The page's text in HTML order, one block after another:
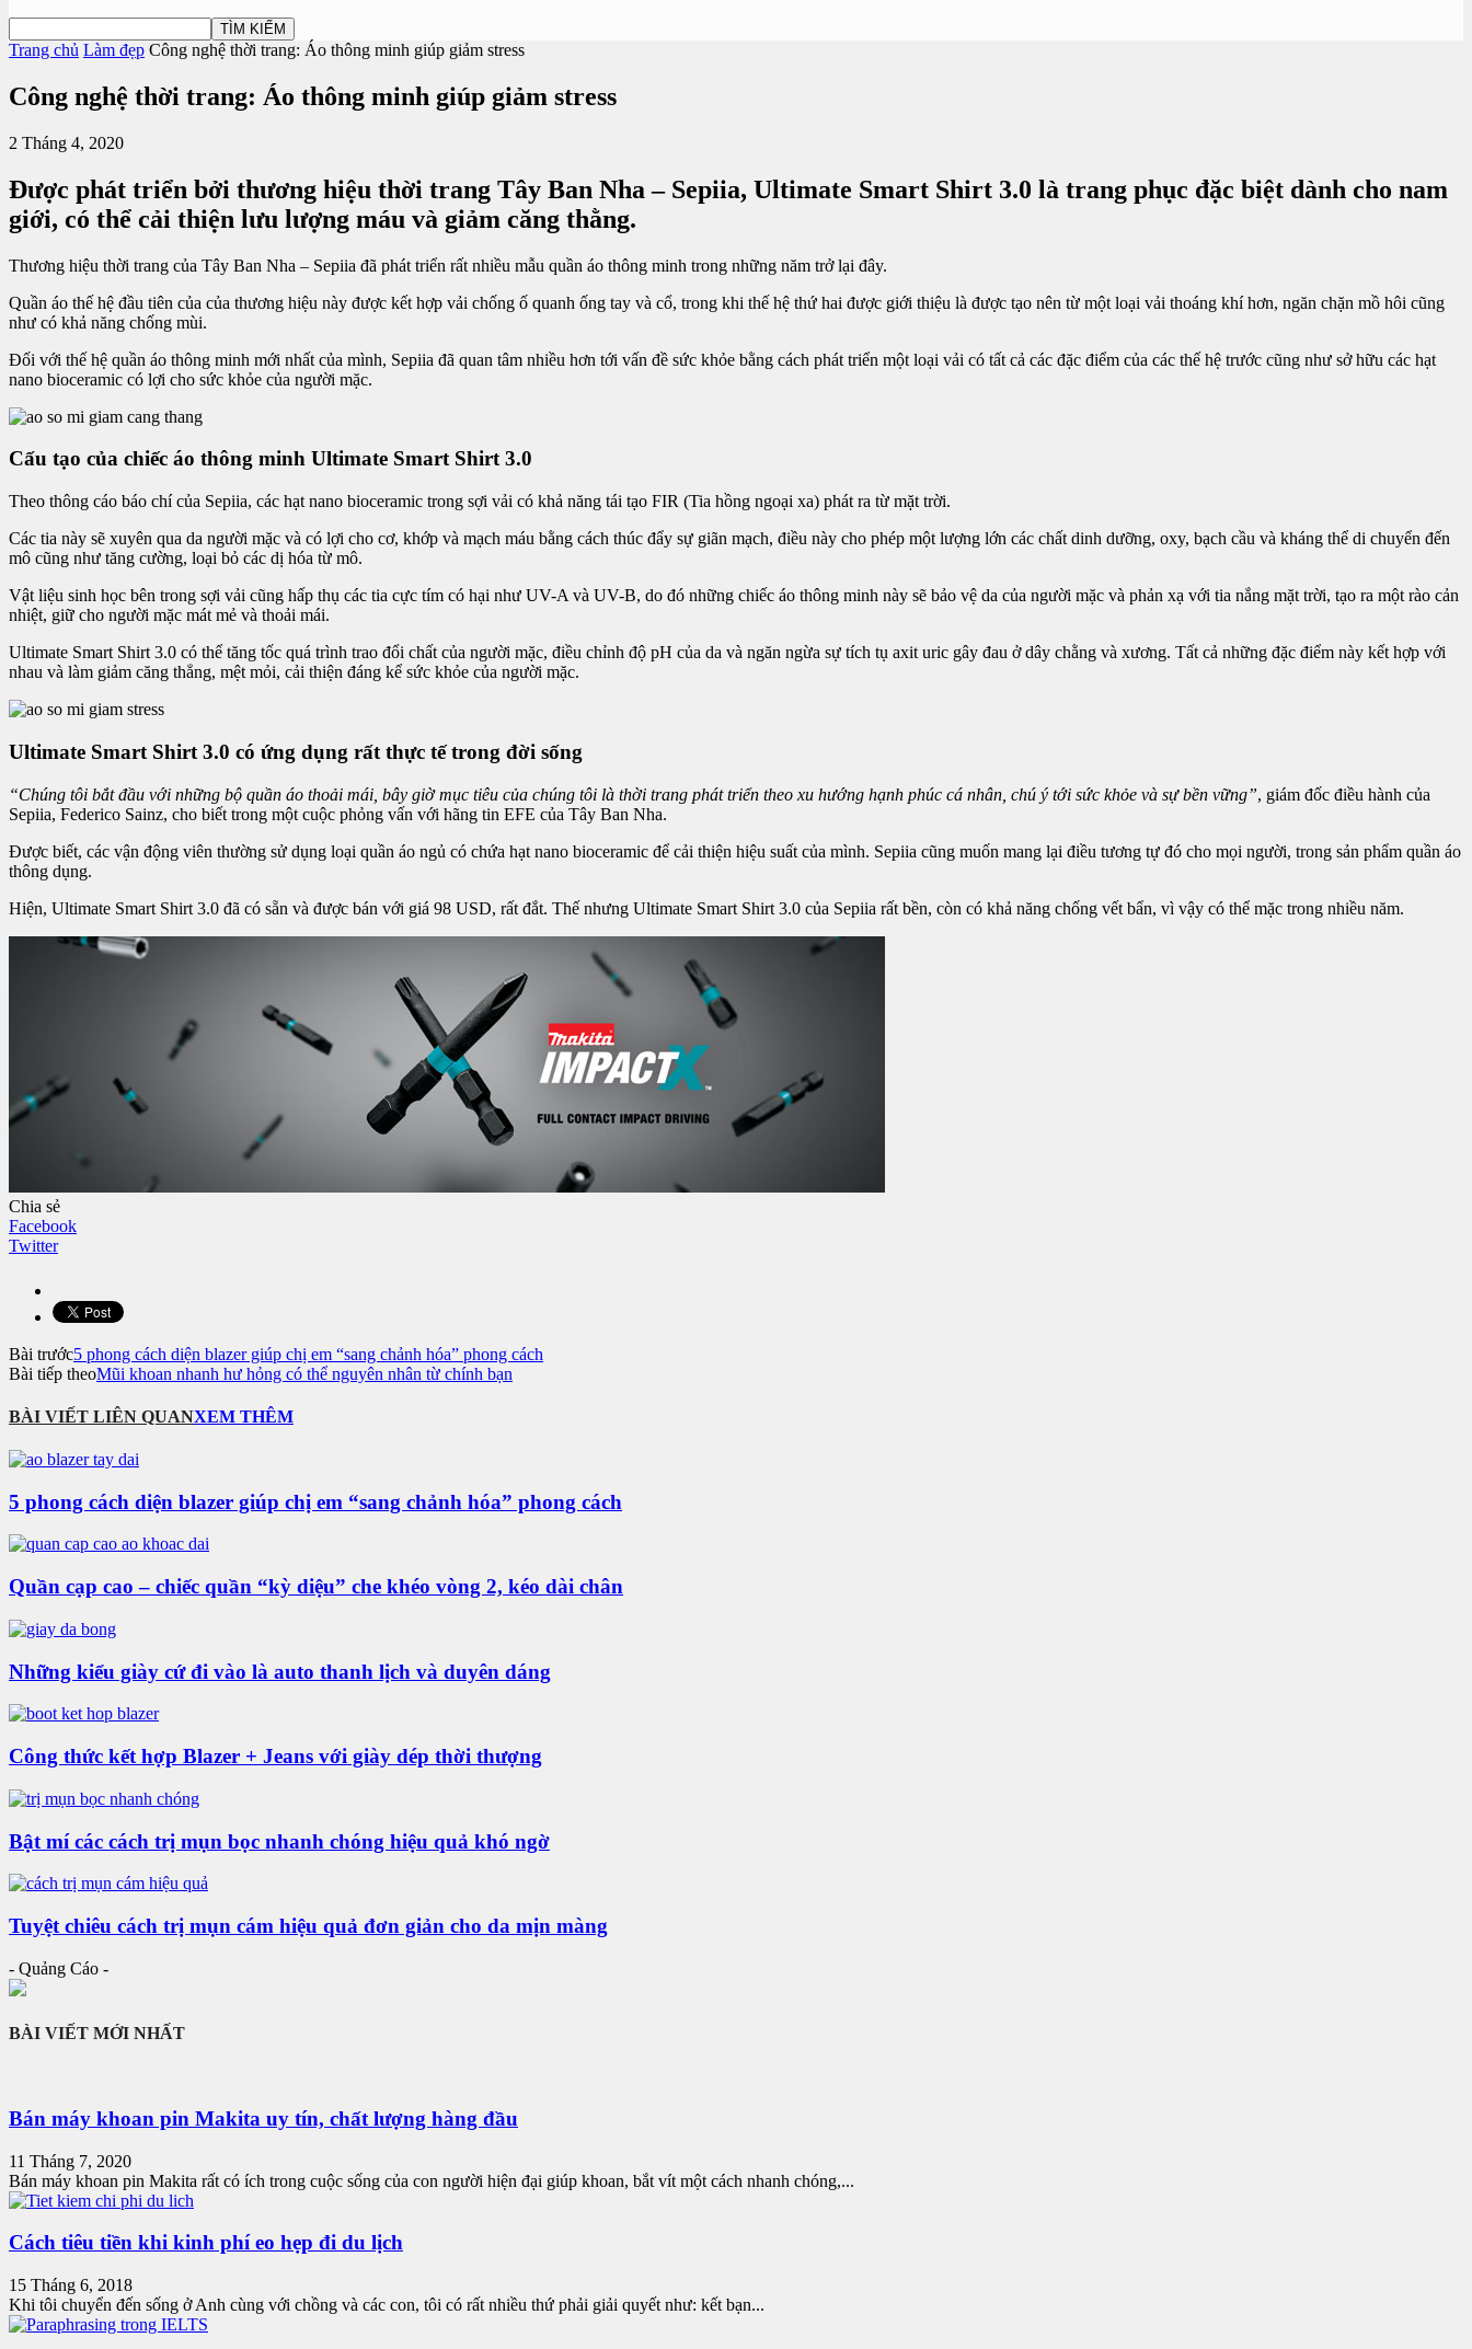
Trang chủ Làm đẹp Công nghệ thời trang: Áo thông minh giúp giảm stress
Công nghệ thời trang: Áo thông minh giúp giảm stress
2 Tháng 4, 2020
Được phát triển bởi thương hiệu thời trang Tây Ban Nha – Sepiia, Ultimate Smart Shirt 3.0 là trang phục đặc biệt dành cho nam
giới, có thể cải thiện lưu lượng máu và giảm căng thằng.
Thương hiệu thời trang của Tây Ban Nha – Sepiia đã phát triển rất nhiều mẫu quần áo thông minh trong những năm trở lại đây.
Quần áo thế hệ đầu tiên của của thương hiệu này được kết hợp vải chống ố quanh ống tay và cổ, trong khi thế hệ thứ hai được giới thiệu là được tạo nên từ một loại vải thoáng khí hơn, ngăn chặn mồ hôi cũng
như có khả năng chống mùi.
Đối với thế hệ quần áo thông minh mới nhất của mình, Sepiia đã quan tâm nhiều hơn tới vấn đề sức khỏe bằng cách phát triển một loại vải có tất cả các đặc điểm của các thế hệ trước cũng như sở hữu các hạt
nano bioceramic có lợi cho sức khỏe của người mặc.
Cấu tạo của chiếc áo thông minh Ultimate Smart Shirt 3.0
Theo thông cáo báo chí của Sepiia, các hạt nano bioceramic trong sợi vải có khả năng tái tạo FIR (Tia hồng ngoại xa) phát ra từ mặt trời.
Các tia này sẽ xuyên qua da người mặc và có lợi cho cơ, khớp và mạch máu bằng cách thúc đẩy sự giãn mạch, điều này cho phép một lượng lớn các chất dinh dưỡng, oxy, bạch cầu và kháng thể di chuyển đến
mô cũng như tăng cường, loại bỏ các dị hóa từ mô.
Vật liệu sinh học bên trong sợi vải cũng hấp thụ các tia cực tím có hại như UV-A và UV-B, do đó những chiếc áo thông minh này sẽ bảo vệ da của người mặc và phản xạ với tia nắng mặt trời, tạo ra một rào cản
nhiệt, giữ cho người mặc mát mẻ và thoải mái.
Ultimate Smart Shirt 3.0 có thể tăng tốc quá trình trao đổi chất của người mặc, điều chỉnh độ pH của da và ngăn ngừa sự tích tụ axit uric gây đau ở dây chằng và xương. Tất cả những đặc điểm này kết hợp với
nhau và làm giảm căng thẳng, mệt mỏi, cải thiện đáng kể sức khỏe của người mặc.
Ultimate Smart Shirt 3.0 có ứng dụng rất thực tế trong đời sống
“Chúng tôi bắt đầu với những bộ quần áo thoải mái, bây giờ mục tiêu của chúng tôi là thời trang phát triển theo xu hướng hạnh phúc cá nhân, chú ý tới sức khỏe và sự bền vững”, giám đốc điều hành của
Sepiia, Federico Sainz, cho biết trong một cuộc phỏng vấn với hãng tin EFE của Tây Ban Nha.
Được biết, các vận động viên thường sử dụng loại quần áo ngủ có chứa hạt nano bioceramic để cải thiện hiệu suất của mình. Sepiia cũng muốn mang lại điều tương tự đó cho mọi người, trong sản phẩm quần áo
thông dụng.
Hiện, Ultimate Smart Shirt 3.0 đã có sẵn và được bán với giá 98 USD, rất đắt. Thế nhưng Ultimate Smart Shirt 3.0 của Sepiia rất bền, còn có khả năng chống vết bẩn, vì vậy có thể mặc trong nhiều năm.
Chia sẻ
Facebook
Twitter
Bài trước5 phong cách diện blazer giúp chị em “sang chảnh hóa” phong cách
Bài tiếp theoMũi khoan nhanh hư hỏng có thể nguyên nhân từ chính bạn
BÀI VIẾT LIÊN QUANXEM THÊM
5 phong cách diện blazer giúp chị em “sang chảnh hóa” phong cách
Quần cạp cao – chiếc quần “kỳ diệu” che khéo vòng 2, kéo dài chân
Những kiểu giày cứ đi vào là auto thanh lịch và duyên dáng
Công thức kết hợp Blazer + Jeans với giày dép thời thượng
Bật mí các cách trị mụn bọc nhanh chóng hiệu quả khó ngờ
Tuyệt chiêu cách trị mụn cám hiệu quả đơn giản cho da mịn màng
- Quảng Cáo -
BÀI VIẾT MỚI NHẤT
Bán máy khoan pin Makita uy tín, chất lượng hàng đầu
11 Tháng 7, 2020
Bán máy khoan pin Makita rất có ích trong cuộc sống của con người hiện đại giúp khoan, bắt vít một cách nhanh chóng,...
Cách tiêu tiền khi kinh phí eo hẹp đi du lịch
15 Tháng 6, 2018
Khi tôi chuyển đến sống ở Anh cùng với chồng và các con, tôi có rất nhiều thứ phải giải quyết như: kết bạn...